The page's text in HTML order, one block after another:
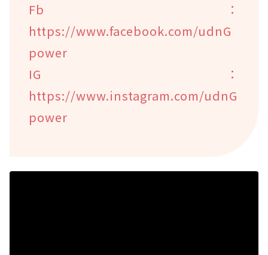
Fb：
https://www.facebook.com/udnG
power
IG：
https://www.instagram.com/udnG
power